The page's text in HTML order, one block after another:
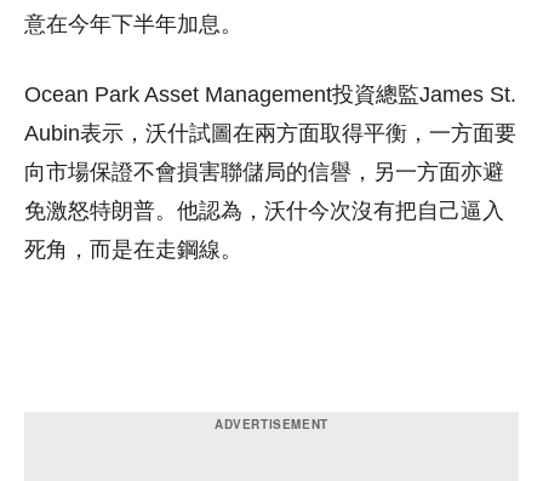
意在今年下半年加息。
Ocean Park Asset Management投資總監James St.
Aubin表示，沃什試圖在兩方面取得平衡，一方面要
向市場保證不會損害聯儲局的信譽，另一方面亦避
免激怒特朗普。他認為，沃什今次沒有把自己逼入
死角，而是在走鋼線。